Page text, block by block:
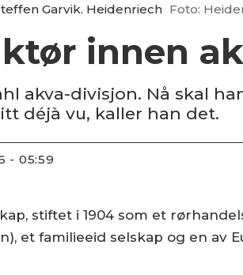
Garvik. Heidenriech Foto:
innen
akva-divisjon. Nå skal
déjà vu, kaller han det.
- 05:59
stiftet i 1904 som et
et familieeid selskap og en av